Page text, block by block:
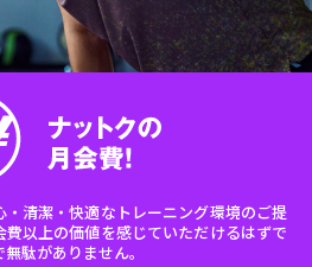
清潔・快適なトレーニング環境のご提
以上の価値を感じていただけるはずで
駄がありません。